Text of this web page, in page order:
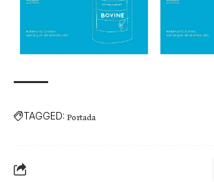
TAGGED: Portada